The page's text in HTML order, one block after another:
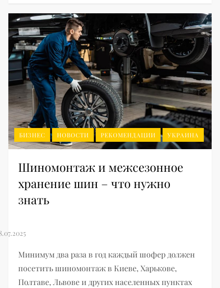
БИЗНЕС НОВОСТИ РЕКОМЕНДАЦИИ УКРАИНА
Шиномонтаж и межсезонное
хранение шин – что нужно
знать
Минимум два раза в год каждый шофер должен
посетить шиномонтаж в Киеве, Харькове,
Полтаве, Львове и других населенных пунктах